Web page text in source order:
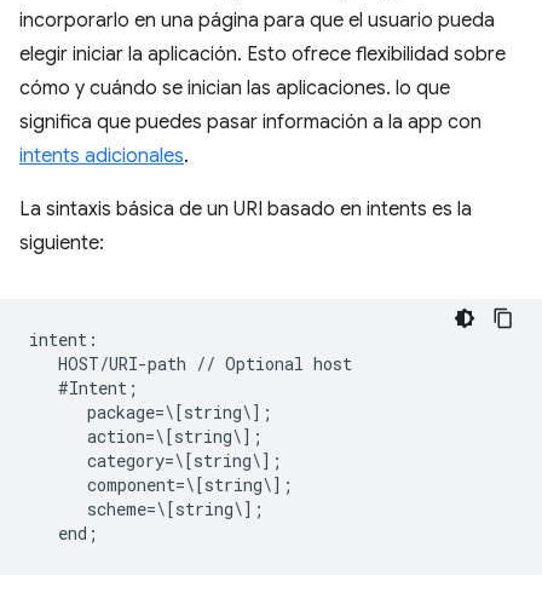
incorporarlo en una página para que el usuario pueda
elegir iniciar la aplicación. Esto ofrece flexibilidad sobre
cómo y cuándo se inician las aplicaciones. lo que
significa que puedes pasar información a la app con
intents adicionales.
La sintaxis básica de un URI basado en intents es la
siguiente:
intent:
   HOST/URI-path // Optional host
   #Intent;
      package=\[string\];
      action=\[string\];
      category=\[string\];
      component=\[string\];
      scheme=\[string\];